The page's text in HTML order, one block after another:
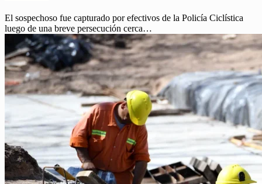
El sospechoso fue capturado por efectivos de la Policía Ciclística
luego de una breve persecución cerca…